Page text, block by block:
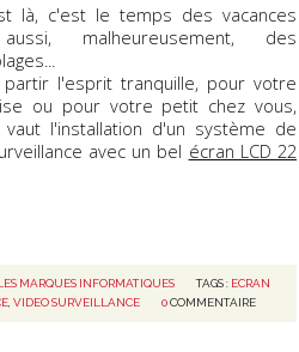
là, c'est le temps des vacances
malheureusement, des
l'esprit tranquille, pour votre
ou pour votre petit chez vous,
l'installation d'un système de
avec un bel écran LCD 22
MARQUES INFORMATIQUES TAGS : ECRAN
,VIDEO SURVEILLANCE 0 COMMENTAIRE